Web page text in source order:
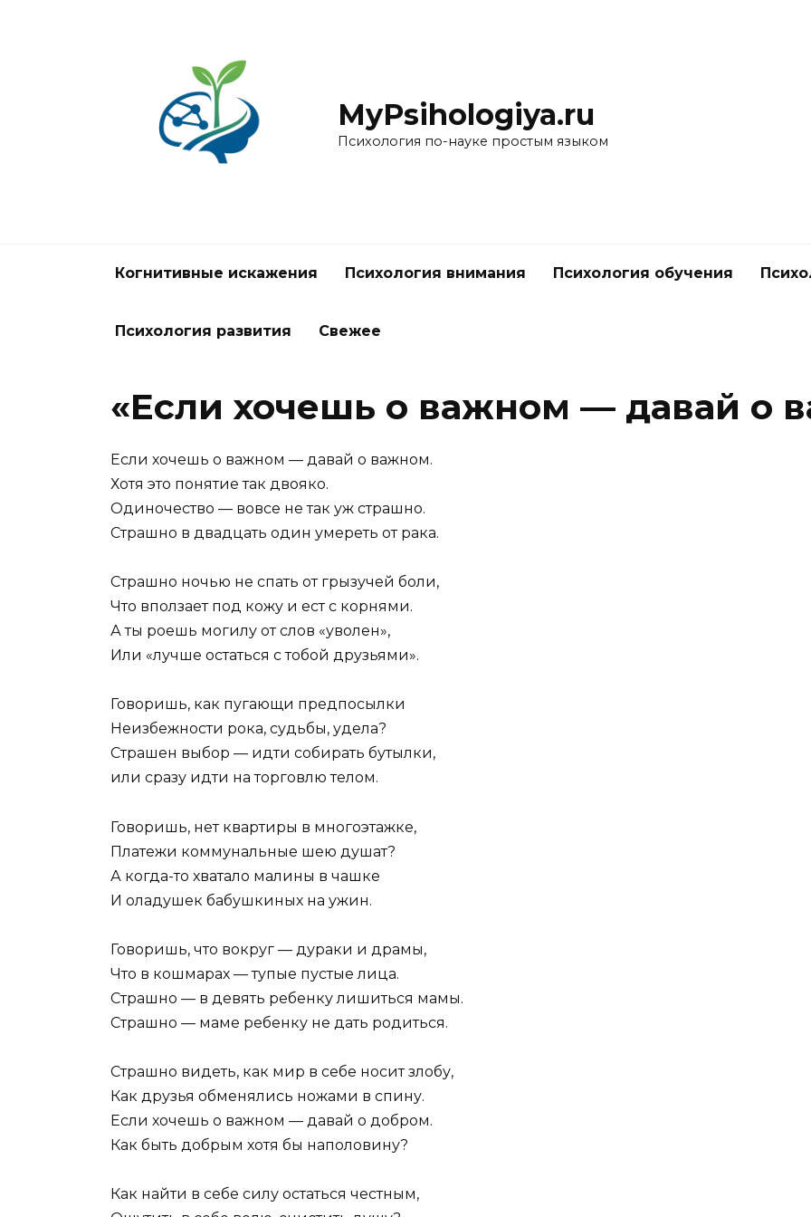
MyPsihologiya.ru
Психология по-науке простым языком
Когнитивные искажения Психология внимания Психология обучения
Психология развития Свежее
«Если хочешь о важном — давай о
Если хочешь о важном — давай о важном.
Хотя это понятие так двояко.
Одиночество — вовсе не так уж страшно.
Страшно в двадцать один умереть от рака.
Страшно ночью не спать от грызучей боли,
Что вползает под кожу и ест с корнями.
А ты роешь могилу от слов «уволен»,
Или «лучше остаться с тобой друзьями».
Говоришь, как пугающи предпосылки
Неизбежности рока, судьбы, удела?
Страшен выбор — идти собирать бутылки,
или сразу идти на торговлю телом.
Говоришь, нет квартиры в многоэтажке,
Платежи коммунальные шею душат?
А когда-то хватало малины в чашке
И оладушек бабушкиных на ужин.
Говоришь, что вокруг — дураки и драмы,
Что в кошмарах — тупые пустые лица.
Страшно — в девять ребенку лишиться мамы.
Страшно — маме ребенку не дать родиться.
Страшно видеть, как мир в себе носит злобу,
Как друзья обменялись ножами в спину.
Если хочешь о важном — давай о добром.
Как быть добрым хотя бы наполовину?
Как найти в себе силу остаться честным,